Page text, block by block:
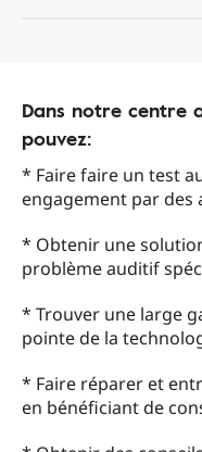
Dans notre centre
pouvez:
* Faire faire un test
engagement par des
* Obtenir une
problème auditif
* Trouver une large
pointe de la
* Faire réparer et
en bénéficiant de